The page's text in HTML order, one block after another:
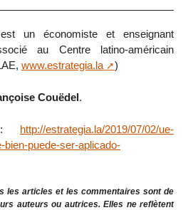
un économiste et enseignant
au Centre latino-américain
www.estrategia.la )
Couëdel.
: http://estrategia.la/2019/07/02/ue-
puede-ser-aplicado-
les articles et les commentaires sont de
auteurs ou autrices. Elles ne reflètent